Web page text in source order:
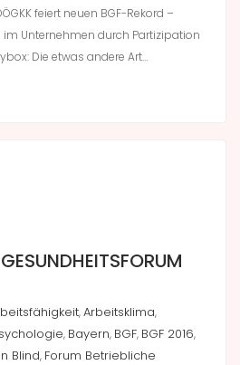
feiert neuen BGF-Rekord –
Unternehmen durch Partizipation
Die etwas andere Art…
,Arbeitsklima,
, Bayern, BGF, BGF 2016,
Blind, Forum Betriebliche